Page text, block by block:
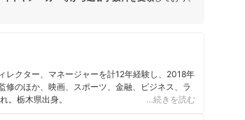
レクター、マネージャーを計12年経験し、2018年
のほか、映画、スポーツ、金融、ビジネス、ラ
。栃木県出身。
…続きを読む